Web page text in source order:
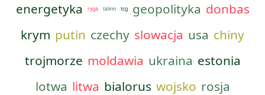
energetyka
ryga talinn tcg geopolityka donbas
krym putin czechy slowacja usa chiny
trojmorze moldawia ukraina estonia
lotwa litwa bialorus wojsko rosja